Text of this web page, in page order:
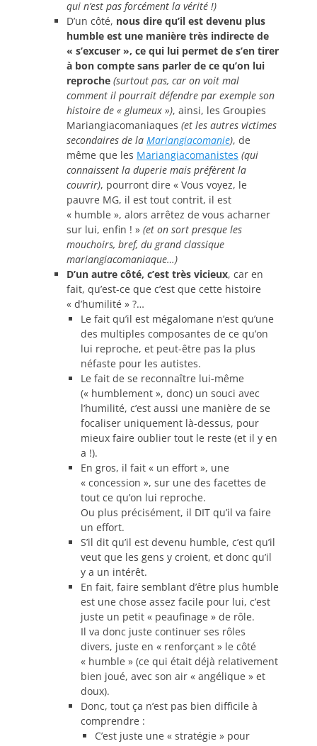
qui n’est pas forcément la vérité !)
D’un côté, nous dire qu’il est devenu plus
humble est une manière très indirecte de
« s’excuser », ce qui lui permet de s’en tirer
à bon compte sans parler de ce qu’on lui
reproche (surtout pas, car on voit mal
comment il pourrait défendre par exemple son
histoire de « glumeux »), ainsi, les Groupies
Mariangiacomaniaques (et les autres victimes
secondaires de la Mariangiacomanie), de
même que les Mariangiacomanistes (qui
connaissent la duperie mais préfèrent la
couvrir), pourront dire « Vous voyez, le
pauvre MG, il est tout contrit, il est
« humble », alors arrêtez de vous acharner
sur lui, enfin ! » (et on sort presque les
mouchoirs, bref, du grand classique
mariangiacomaniaque…)
D’un autre côté, c’est très vicieux, car en
fait, qu’est-ce que c’est que cette histoire
« d’humilité » ?…
Le fait qu’il est mégalomane n’est qu’une
des multiples composantes de ce qu’on
lui reproche, et peut-être pas la plus
néfaste pour les autistes.
Le fait de se reconnaître lui-même
(« humblement », donc) un souci avec
l’humilité, c’est aussi une manière de se
focaliser uniquement là-dessus, pour
mieux faire oublier tout le reste (et il y en
a !).
En gros, il fait « un effort », une
« concession », sur une des facettes de
tout ce qu’on lui reproche.
Ou plus précisément, il DIT qu’il va faire
un effort.
S’il dit qu’il est devenu humble, c’est qu’il
veut que les gens y croient, et donc qu’il
y a un intérêt.
En fait, faire semblant d’être plus humble
est une chose assez facile pour lui, c’est
juste un petit « peaufinage » de rôle.
Il va donc juste continuer ses rôles
divers, juste en « renforçant » le côté
« humble » (ce qui était déjà relativement
bien joué, avec son air « angélique » et
doux).
Donc, tout ça n’est pas bien difficile à
comprendre :
C’est juste une « stratégie » pour